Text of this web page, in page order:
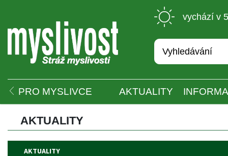
vychází v
PRO MYSLIVCE AKTUALITY
AKTUALITY
AKTUALITY